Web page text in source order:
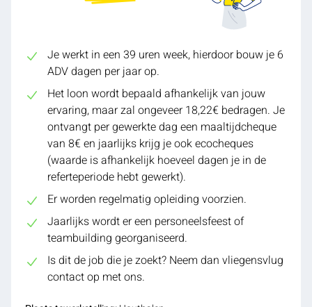
Je werkt in een 39 uren week, hierdoor bouw je 6
ADV dagen per jaar op.
Het loon wordt bepaald afhankelijk van jouw
ervaring, maar zal ongeveer 18,22€ bedragen. Je
ontvangt per gewerkte dag een maaltijdcheque
van 8€ en jaarlijks krijg je ook ecocheques
(waarde is afhankelijk hoeveel dagen je in de
referteperiode hebt gewerkt).
Er worden regelmatig opleiding voorzien.
Jaarlijks wordt er een personeelsfeest of
teambuilding georganiseerd.
Is dit de job die je zoekt? Neem dan vliegensvlug
contact op met ons.